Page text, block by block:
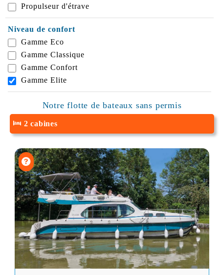
Propulseur d'étrave
Niveau de confort
Gamme Eco
Gamme Classique
Gamme Confort
Gamme Elite
Notre flotte de bateaux sans permis
2 cabines